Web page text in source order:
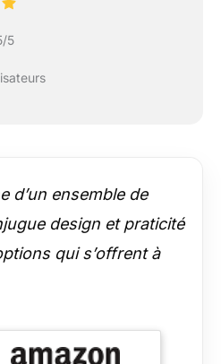
5
d’un ensemble de
design et praticité
qui s’offrent à